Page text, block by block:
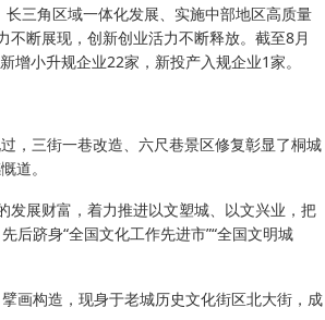
三角区域一体化发展、实施中部地区高质量
断展现，创新创业活力不断释放。截至8月
小升规企业22家，新投产入规企业1家。
，三街一巷改造、六尺巷景区修复彰显了桐城
道。
发展财富，着力推进以文塑城、以文兴业，把
后跻身“全国文化工作先进市”“全国文明城
画构造，现身于老城历史文化街区北大街，成